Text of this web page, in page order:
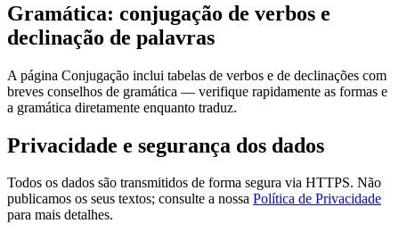
Gramática: conjugação de verbos e
declinação de palavras
A página Conjugação inclui tabelas de verbos e de declinações com
breves conselhos de gramática — verifique rapidamente as formas e
a gramática diretamente enquanto traduz.
Privacidade e segurança dos dados
Todos os dados são transmitidos de forma segura via HTTPS. Não
publicamos os seus textos; consulte a nossa Política de Privacidade
para mais detalhes.